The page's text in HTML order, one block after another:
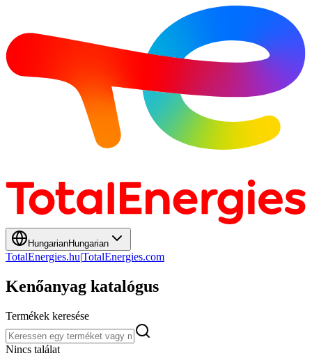
HungarianHungarian
TotalEnergies.hu|TotalEnergies.com
Kenőanyag katalógus
Termékek keresése
Termékek keresése
Nincs találat